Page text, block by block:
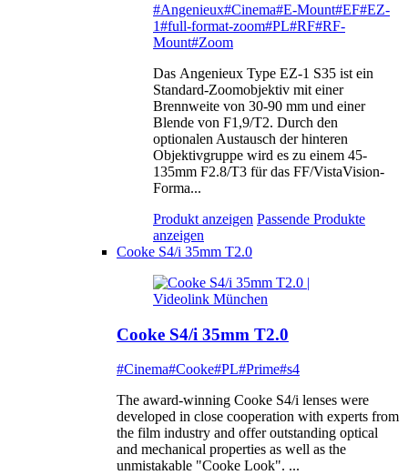
#Angenieux#Cinema#E-Mount#EF#EZ-
1#full-format-zoom#PL#RF#RF-
Mount#Zoom
Das Angenieux Type EZ-1 S35 ist ein
Standard-Zoomobjektiv mit einer
Brennweite von 30-90 mm und einer
Blende von F1,9/T2. Durch den
optionalen Austausch der hinteren
Objektivgruppe wird es zu einem 45-
135mm F2.8/T3 für das FF/VistaVision-
Forma...
Produkt anzeigen Passende Produkte
anzeigen
Cooke S4/i 35mm T2.0
Cooke S4/i 35mm T2.0
#Cinema#Cooke#PL#Prime#s4
The award-winning Cooke S4/i lenses were
developed in close cooperation with experts from
the film industry and offer outstanding optical
and mechanical properties as well as the
unmistakable "Cooke Look". ...